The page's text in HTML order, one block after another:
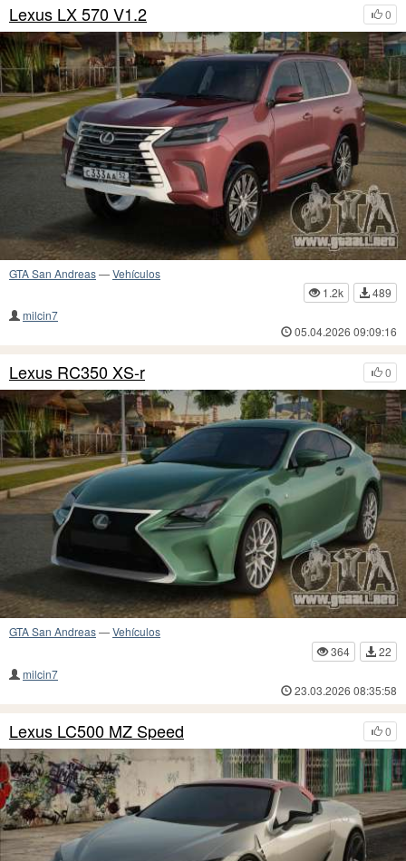
0
Lexus LX 570 V1.2
GTA San Andreas—Vehículos
1.2k
489
milcin7
05.04.2026 09:09:16
0
Lexus RC350 XS-r
GTA San Andreas—Vehículos
364
22
milcin7
23.03.2026 08:35:58
0
Lexus LC500 MZ Speed